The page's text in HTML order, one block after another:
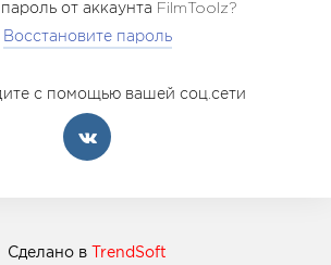
от аккаунта FilmToolz?
Восстановите пароль
с помощью вашей соц.сети
Сделано в TrendSoft